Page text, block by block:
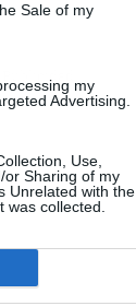
Sale of my
my
Advertising.
Use,
or Sharing of my
Unrelated with the
was collected.
Publicidad